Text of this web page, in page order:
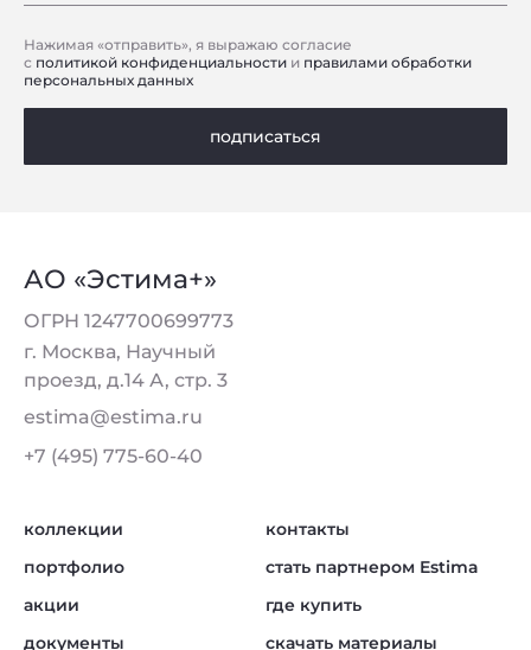
Нажимая «отправить», я выражаю согласие
с политикой конфиденциальности и правилами обработки
персональных данных
подписаться
АО «Эстима+»
ОГРН 1247700699773
г. Москва, Научный
проезд, д.14 А, стр. 3
estima@estima.ru
+7 (495) 775-60-40
коллекции
портфолио
акции
документы
контакты
стать партнером Estima
где купить
скачать материалы